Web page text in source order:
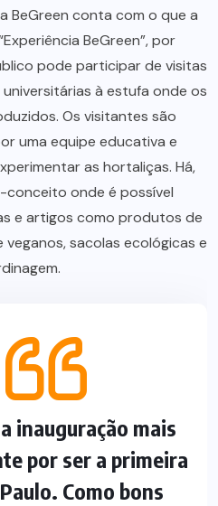
BeGreen conta com o que a
BeGreen”, por
pode participar de visitas
universitárias à estufa onde os
Os visitantes são
uma equipe educativa e
as hortaliças. Há,
conceito onde é possível
e artigos como produtos de
veganos, sacolas ecológicas e
inauguração mais
por ser a primeira
Como bons